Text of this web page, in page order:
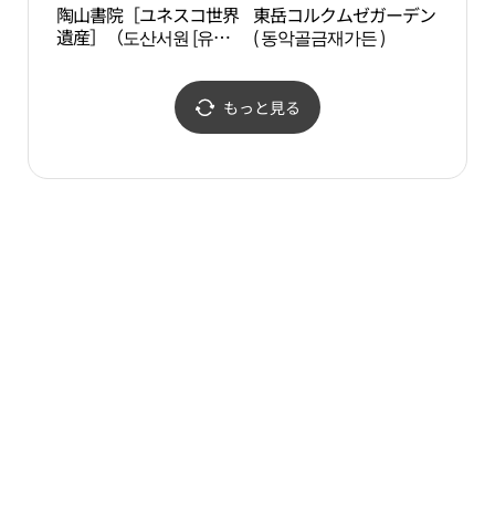
陶山書院［ユネスコ世界
遺産］（도산서원 [유네
東岳コルクムゼガーデン
( 동악골금재가든 )
もっと見る